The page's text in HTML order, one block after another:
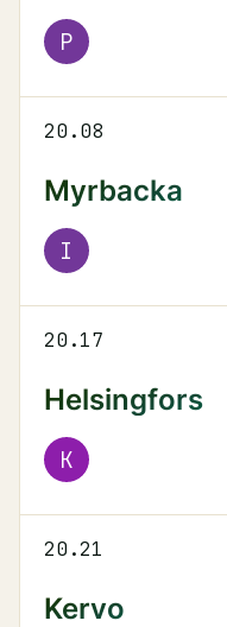
P
20.08
Myrbacka
I
20.17
Helsingfors
K
20.21
Kervo